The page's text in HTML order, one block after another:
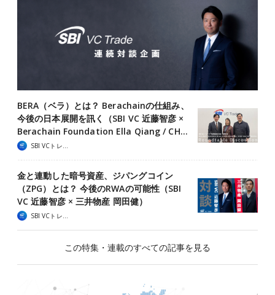
BERA（ベラ）とは？ Berachainの仕組み、
今後の日本展開を訊く（SBI VC 近藤智彦 ×
Berachain Foundation Ella Qiang / CH…
SBI VCトレード
金と連動した暗号資産、ジパングコイン
（ZPG）とは？ 今後のRWAの可能性（SBI
VC 近藤智彦 × 三井物産 岡田健）
SBI VCトレード
この特集・連載のすべての記事を見る